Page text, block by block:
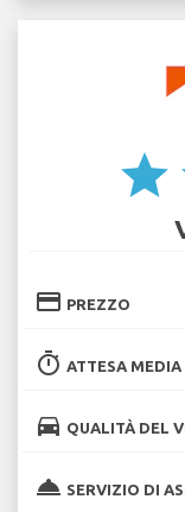
star
credit_card PREZZO
timer ATTESA MEDIA
directions_car QUALITÀ DEL
room_service SERVIZIO DI